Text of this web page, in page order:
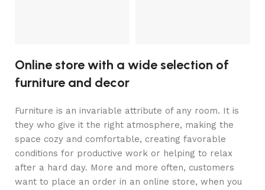
Online store with a wide selection of
furniture and decor
Furniture is an invariable attribute of any room. It is
they who give it the right atmosphere, making the
space cozy and comfortable, creating favorable
conditions for productive work or helping to relax
after a hard day. More and more often, customers
want to place an order in an online store, when you